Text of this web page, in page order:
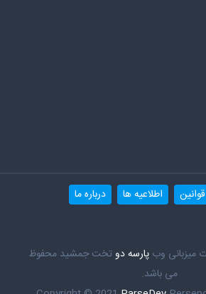
قوانین اطلاعیه ها
درباره ما
میزبانی وبپارسه دوتخت جمشید محفوظ
می باشد.